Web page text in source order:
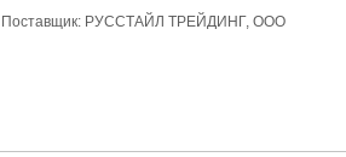
Поставщик: РУССТАЙЛ ТРЕЙДИНГ, ООО